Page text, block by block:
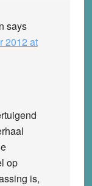
says
2012 at
op
is,